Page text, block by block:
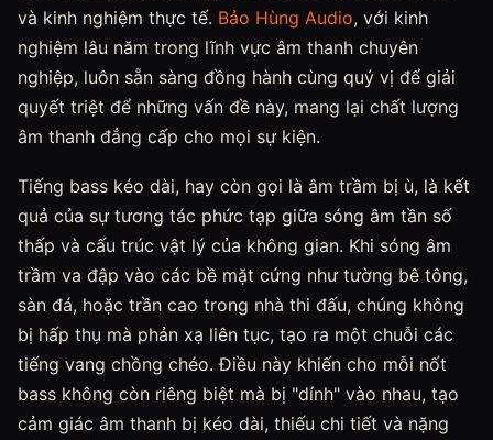
và kinh nghiệm thực tế. Bảo Hùng Audio, với kinh
nghiệm lâu năm trong lĩnh vực âm thanh chuyên
nghiệp, luôn sẵn sàng đồng hành cùng quý vị để giải
quyết triệt để những vấn đề này, mang lại chất lượng
âm thanh đẳng cấp cho mọi sự kiện.
Tiếng bass kéo dài, hay còn gọi là âm trầm bị ù, là kết
quả của sự tương tác phức tạp giữa sóng âm tần số
thấp và cấu trúc vật lý của không gian. Khi sóng âm
trầm va đập vào các bề mặt cứng như tường bê tông,
sàn đá, hoặc trần cao trong nhà thi đấu, chúng không
bị hấp thụ mà phản xạ liên tục, tạo ra một chuỗi các
tiếng vang chồng chéo. Điều này khiến cho mỗi nốt
bass không còn riêng biệt mà bị "dính" vào nhau, tạo
cảm giác âm thanh bị kéo dài, thiếu chi tiết và nặng